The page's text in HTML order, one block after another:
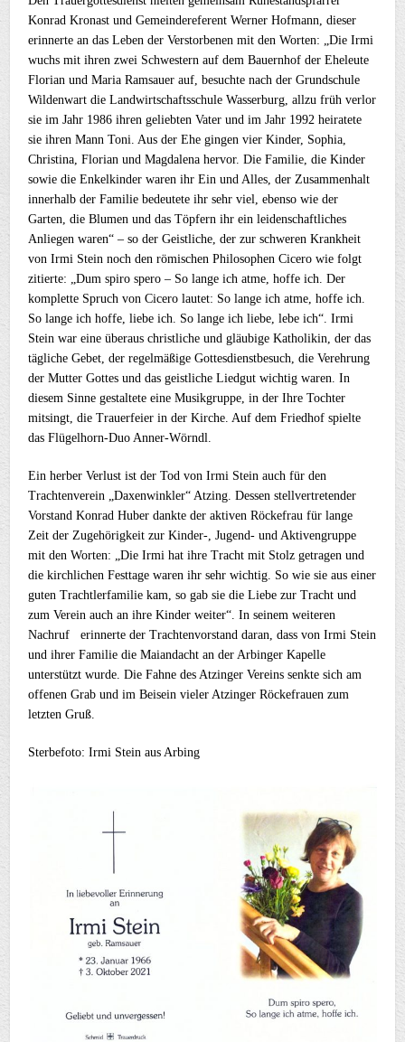
Konrad Kronast und Gemeindereferent Werner Hofmann, dieser
erinnerte an das Leben der Verstorbenen mit den Worten: „Die Irmi
wuchs mit ihren zwei Schwestern auf dem Bauernhof der Eheleute
Florian und Maria Ramsauer auf, besuchte nach der Grundschule
Wildenwart die Landwirtschaftsschule Wasserburg, allzu früh verlor
sie im Jahr 1986 ihren geliebten Vater und im Jahr 1992 heiratete
sie ihren Mann Toni. Aus der Ehe gingen vier Kinder, Sophia,
Christina, Florian und Magdalena hervor. Die Familie, die Kinder
sowie die Enkelkinder waren ihr Ein und Alles, der Zusammenhalt
innerhalb der Familie bedeutete ihr sehr viel, ebenso wie der
Garten, die Blumen und das Töpfern ihr ein leidenschaftliches
Anliegen waren“ – so der Geistliche, der zur schweren Krankheit
von Irmi Stein noch den römischen Philosophen Cicero wie folgt
zitierte: „Dum spiro spero – So lange ich atme, hoffe ich. Der
komplette Spruch von Cicero lautet: So lange ich atme, hoffe ich.
So lange ich hoffe, liebe ich. So lange ich liebe, lebe ich“. Irmi
Stein war eine überaus christliche und gläubige Katholikin, der das
tägliche Gebet, der regelmäßige Gottesdienstbesuch, die Verehrung
der Mutter Gottes und das geistliche Liedgut wichtig waren. In
diesem Sinne gestaltete eine Musikgruppe, in der Ihre Tochter
mitsingt, die Trauerfeier in der Kirche. Auf dem Friedhof spielte
das Flügelhorn-Duo Anner-Wörndl.
Ein herber Verlust ist der Tod von Irmi Stein auch für den
Trachtenverein „Daxenwinkler“ Atzing. Dessen stellvertretender
Vorstand Konrad Huber dankte der aktiven Röckefrau für lange
Zeit der Zugehörigkeit zur Kinder-, Jugend- und Aktivengruppe
mit den Worten: „Die Irmi hat ihre Tracht mit Stolz getragen und
die kirchlichen Festtage waren ihr sehr wichtig. So wie sie aus einer
guten Trachtlerfamilie kam, so gab sie die Liebe zur Tracht und
zum Verein auch an ihre Kinder weiter“. In seinem weiteren
Nachruf erinnerte der Trachtenvorstand daran, dass von Irmi Stein
und ihrer Familie die Maiandacht an der Arbinger Kapelle
unterstützt wurde. Die Fahne des Atzinger Vereins senkte sich am
offenen Grab und im Beisein vieler Atzinger Röckefrauen zum
letzten Gruß.
Sterbefoto: Irmi Stein aus Arbing